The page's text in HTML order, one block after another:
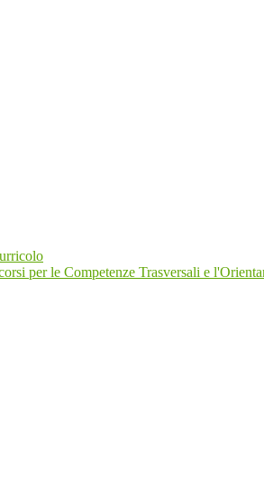
per le Competenze Trasversali e